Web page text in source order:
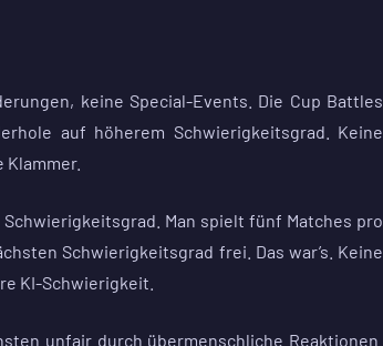
keine Special-Events. Die Cup Battles
auf höherem Schwierigkeitsgrad. Keine
Man spielt fünf Matches pro
Schwierigkeitsgrad frei. Das war’s. Keine
KI-Schwierigkeit.
unfair durch übermenschliche Reaktionen.